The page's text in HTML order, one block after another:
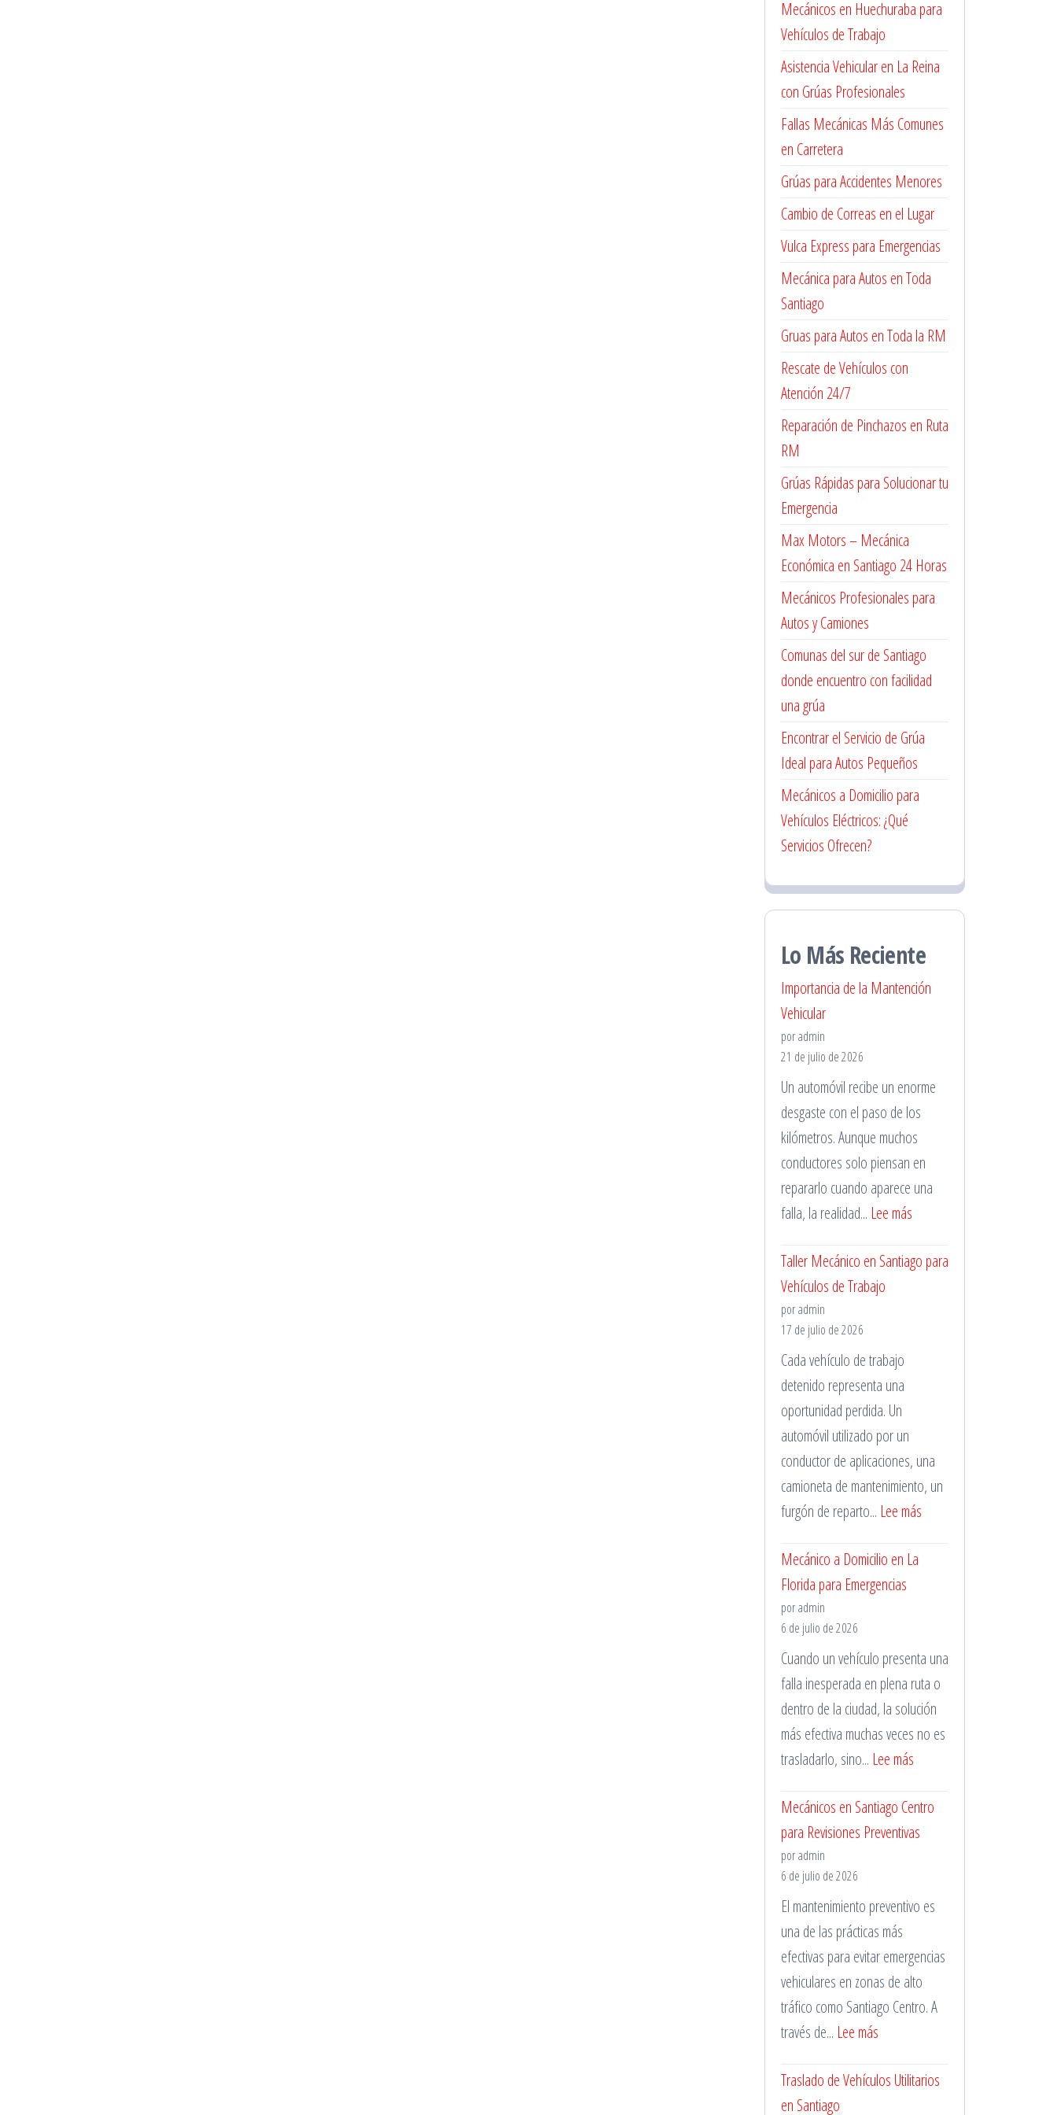
Mecánicos en Huechuraba para
Vehículos de Trabajo
Asistencia Vehicular en La Reina
con Grúas Profesionales
Fallas Mecánicas Más Comunes
en Carretera
Grúas para Accidentes Menores
Cambio de Correas en el Lugar
Vulca Express para Emergencias
Mecánica para Autos en Toda
Santiago
Gruas para Autos en Toda la RM
Rescate de Vehículos con
Atención 24/7
Reparación de Pinchazos en Ruta
RM
Grúas Rápidas para Solucionar tu
Emergencia
Max Motors – Mecánica
Económica en Santiago 24 Horas
Mecánicos Profesionales para
Autos y Camiones
Comunas del sur de Santiago
donde encuentro con facilidad
una grúa
Encontrar el Servicio de Grúa
Ideal para Autos Pequeños
Mecánicos a Domicilio para
Vehículos Eléctricos: ¿Qué
Servicios Ofrecen?
Lo Más Reciente
Importancia de la Mantención
Vehicular
por admin
21 de julio de 2026
Un automóvil recibe un enorme
desgaste con el paso de los
kilómetros. Aunque muchos
conductores solo piensan en
repararlo cuando aparece una
falla, la realidad... Lee más
de
Taller Mecánico en Santiago para
Vehículos de Trabajo
por admin
17 de julio de 2026
Cada vehículo de trabajo
detenido representa una
oportunidad perdida. Un
automóvil utilizado por un
conductor de aplicaciones, una
camioneta de mantenimiento, un
furgón de reparto... Lee más
Vehículos
de
Trabajo
Mecánico a Domicilio en La
Florida para Emergencias
por admin
6 de julio de 2026
Cuando un vehículo presenta una
falla inesperada en plena ruta o
dentro de la ciudad, la solución
más efectiva muchas veces no es
trasladarlo, sino... Lee más
a
Domicilio
Florida
Emergencias
Mecánicos en Santiago Centro
para Revisiones Preventivas
por admin
6 de julio de 2026
El mantenimiento preventivo es
una de las prácticas más
efectivas para evitar emergencias
vehiculares en zonas de alto
tráfico como Santiago Centro. A
través de... Lee más
en
Traslado de Vehículos Utilitarios
en Santiago